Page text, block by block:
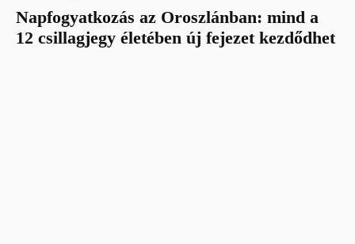
Napfogyatkozás az Oroszlánban: mind a
12 csillagjegy életében új fejezet kezdődhet